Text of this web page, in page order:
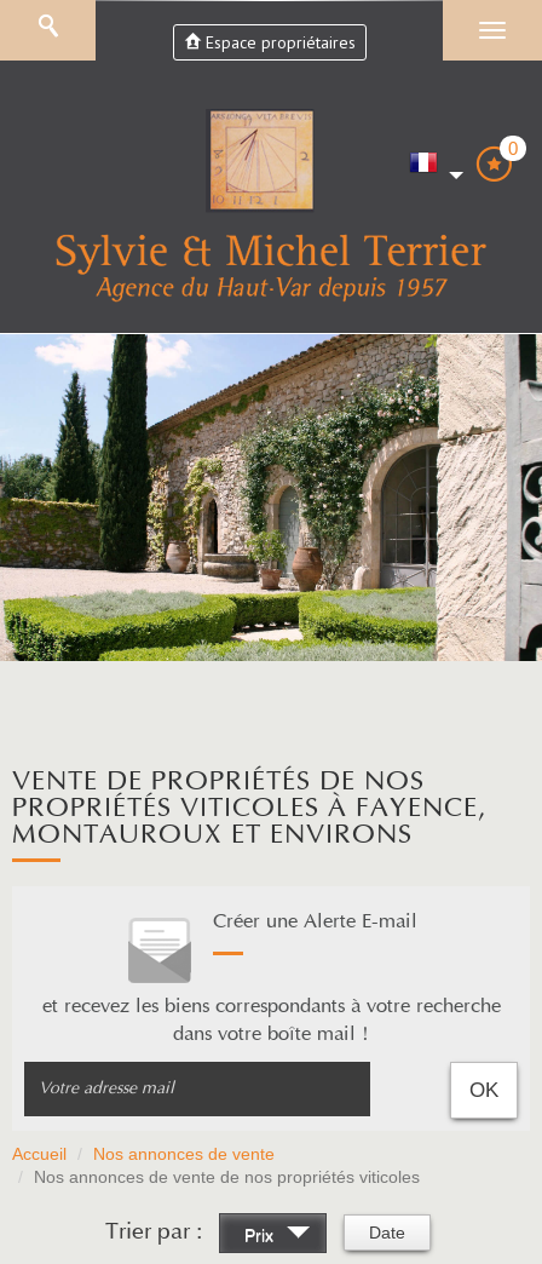
Espace propriétaires
0
VENTE DE PROPRIÉTÉS DE NOS
PROPRIÉTÉS VITICOLES À FAYENCE,
MONTAUROUX ET ENVIRONS
Créer une Alerte E-mail
et recevez les biens correspondants à votre recherche
dans votre boîte mail !
OK
Accueil
Nos annonces de vente
Nos annonces de vente de nos propriétés viticoles
Trier par : Prix Date